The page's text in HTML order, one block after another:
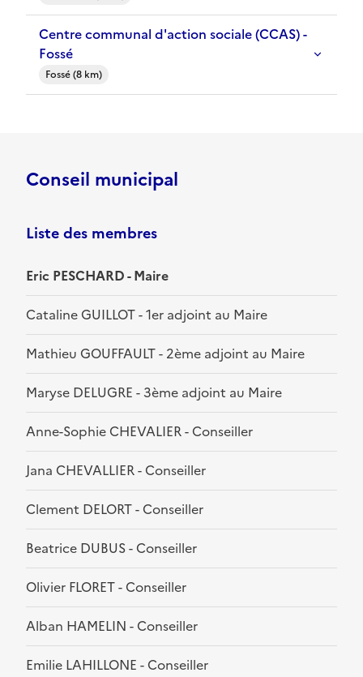
Centre communal d'action sociale (CCAS) -
Fossé
Fossé (8 km)
Conseil municipal
Liste des membres
Eric PESCHARD - Maire
Cataline GUILLOT - 1er adjoint au Maire
Mathieu GOUFFAULT - 2ème adjoint au Maire
Maryse DELUGRE - 3ème adjoint au Maire
Anne-Sophie CHEVALIER - Conseiller
Jana CHEVALLIER - Conseiller
Clement DELORT - Conseiller
Beatrice DUBUS - Conseiller
Olivier FLORET - Conseiller
Alban HAMELIN - Conseiller
Emilie LAHILLONE - Conseiller